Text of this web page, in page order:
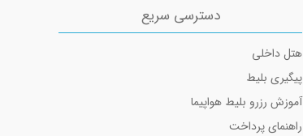
دسترسی سریع
هتل داخلی
پیگیری بلیط
آموزش رزرو بلیط هواپیما
راهنمای پرداخت